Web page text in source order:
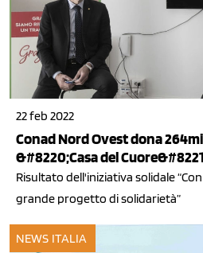
22 feb 2022
Conad Nord Ovest dona
&#8220;Casa del
Risultato dell'iniziativa solidale
grande progetto di solidarietà”
NEWS ITALIA